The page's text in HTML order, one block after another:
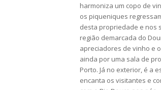
harmoniza um copo de
os piqueniques
desta propriedade e nos
região demarcada do
apreciadores de vinho e
ainda por uma sala de
Porto. Já no exterior, é a
encanta os visitantes e